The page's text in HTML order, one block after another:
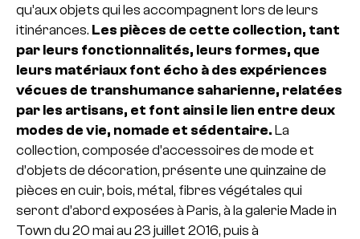
qu’aux objets qui les accompagnent lors de leurs
itinérances. Les pièces de cette collection, tant
par leurs fonctionnalités, leurs formes, que
leurs matériaux font écho à des expériences
vécues de transhumance saharienne, relatées
par les artisans, et font ainsi le lien entre deux
modes de vie, nomade et sédentaire. La
collection, composée d’accessoires de mode et
d’objets de décoration, présente une quinzaine de
pièces en cuir, bois, métal, fibres végétales qui
seront d’abord exposées à Paris, à la galerie Made in
Town du 20 mai au 23 juillet 2016, puis à